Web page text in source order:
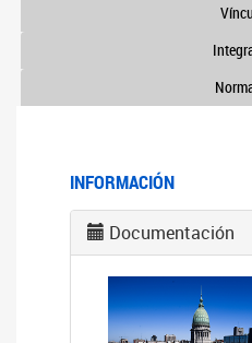
INFORMACIÓN
Documentación